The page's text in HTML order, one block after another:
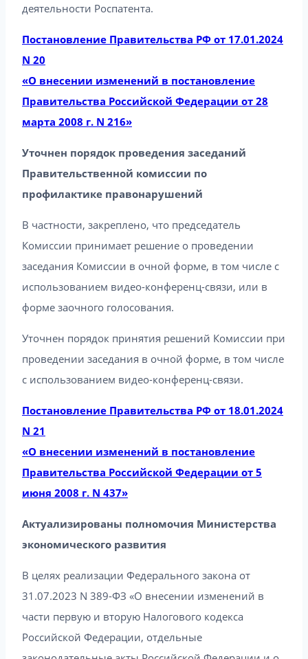
деятельности Роспатента.
Постановление Правительства РФ от 17.01.2024
N 20
«О внесении изменений в постановление
Правительства Российской Федерации от 28
марта 2008 г. N 216»
Уточнен порядок проведения заседаний
Правительственной комиссии по
профилактике правонарушений
В частности, закреплено, что председатель
Комиссии принимает решение о проведении
заседания Комиссии в очной форме, в том числе с
использованием видео-конференц-связи, или в
форме заочного голосования.
Уточнен порядок принятия решений Комиссии при
проведении заседания в очной форме, в том числе
с использованием видео-конференц-связи.
Постановление Правительства РФ от 18.01.2024
N 21
«О внесении изменений в постановление
Правительства Российской Федерации от 5
июня 2008 г. N 437»
Актуализированы полномочия Министерства
экономического развития
В целях реализации Федерального закона от
31.07.2023 N 389-ФЗ «О внесении изменений в
части первую и вторую Налогового кодекса
Российской Федерации, отдельные